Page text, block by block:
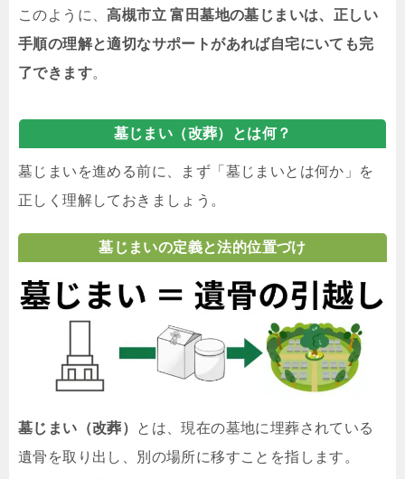
このように、高槻市立 富田墓地の墓じまいは、正しい
手順の理解と適切なサポートがあれば自宅にいても完
了できます。
墓じまい（改葬）とは何？
墓じまいを進める前に、まず「墓じまいとは何か」を
正しく理解しておきましょう。
墓じまいの定義と法的位置づけ
墓じまい（改葬）
とは、現在の墓地に埋葬されている
遺骨を取り出し、別の場所に移すことを指します。